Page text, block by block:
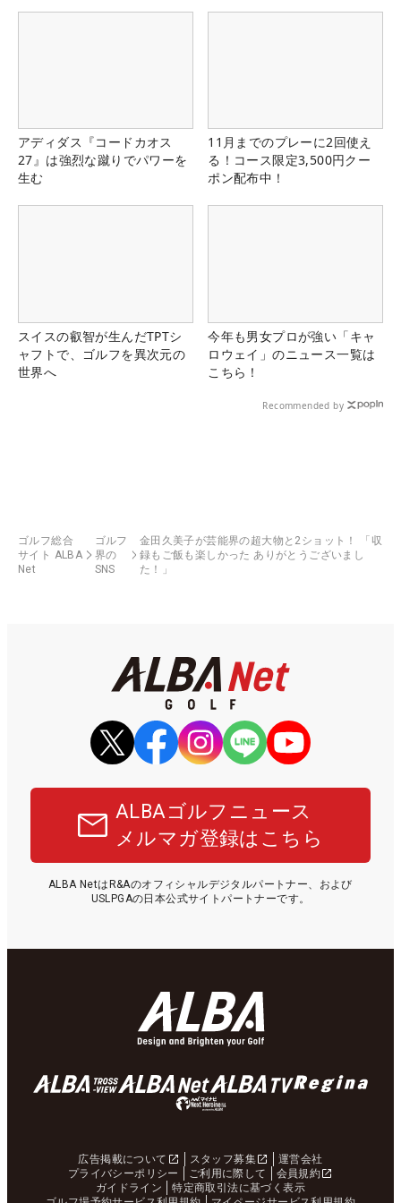
アディダス『コードカオス
27』は強烈な蹴りでパワーを
生む
11月までのプレーに2回使え
る！コース限定3,500円クー
ポン配布中！
スイスの叡智が生んだTPTシ
ャフトで、ゴルフを異次元の
世界へ
今年も男女プロが強い「キャ
ロウェイ」のニュース一覧は
こちら！
Recommended by
ゴルフ総合
サイト ALBA
Net
ゴルフ
界の
SNS
金田久美子が芸能界の超大物と2ショット！ 「収
録もご飯も楽しかった ありがとうございまし
た！」
ALBAゴルフニュース
メルマガ登録はこちら
ALBA NetはR&Aのオフィシャルデジタルパートナー、および
USLPGAの日本公式サイトパートナーです。
広告掲載について スタッフ募集
運営会社
プライバシーポリシー
ご利用に際して
会員規約
ガイドライン
特定商取引法に基づく表示